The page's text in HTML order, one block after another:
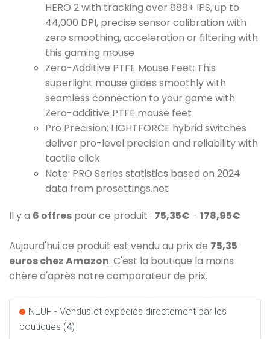
HERO 2 with tracking over 888+ IPS, up to
44,000 DPI, precise sensor calibration with
zero smoothing, acceleration or filtering with
this gaming mouse
Zero-Additive PTFE Mouse Feet: This
superlight mouse glides smoothly with
seamless connection to your game with
Zero-additive PTFE mouse feet
Pro Precision: LIGHTFORCE hybrid switches
deliver pro-level precision and reliability with
tactile click
Note: PRO Series statistics based on 2024
data from prosettings.net
Il y a 6 offres pour ce produit : 75,35€ - 178,95€
Aujourd'hui ce produit est vendu au prix de 75,35
euros chez Amazon. C'est la boutique la moins
chère d'après notre comparateur de prix.
NEUF - Vendus et expédiés directement par les
boutiques (4)